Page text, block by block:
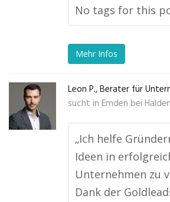
No tags for this
Mehr Infos
Leon P., Berater für
sucht in Emden bei
„Ich helfe
Ideen in
Unternehmen zu
Dank der